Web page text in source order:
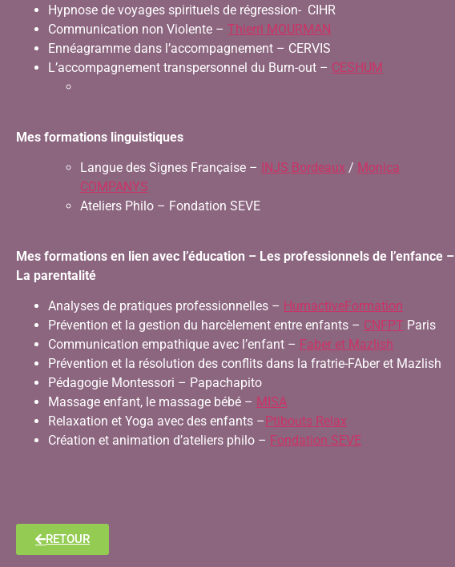
Hypnose de voyages spirituels de régression- CIHR
Communication non Violente – Thierri MOURMAN
Ennéagramme dans l’accompagnement – CERVIS
L’accompagnement transpersonnel du Burn-out – CESHUM
Mes formations linguistiques
Langue des Signes Française – INJS Bordeaux / Monica
COMPANYS
Ateliers Philo – Fondation SEVE
Mes formations en lien avec l’éducation – Les professionnels de l’enfance –
La parentalité
Analyses de pratiques professionnelles – HumactiveFormation
Prévention et la gestion du harcèlement entre enfants – CNFPT Paris
Communication empathique avec l’enfant – Faber et Mazlish
Prévention et la résolution des conflits dans la fratrie-FAber et Mazlish
Pédagogie Montessori – Papachapito
Massage enfant, le massage bébé – MISA
Relaxation et Yoga avec des enfants –Ptibouts Relax
Création et animation d’ateliers philo – Fondation SEVE
RETOUR